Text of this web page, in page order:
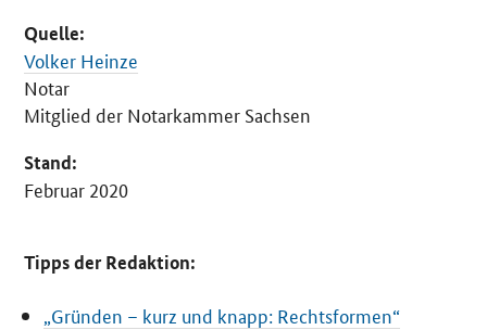
Quelle:
Volker Heinze
Notar
Mitglied der Notarkammer Sachsen
Stand:
Februar 2020
Tipps der Redaktion:
„Gründen – kurz und knapp: Rechtsformen“